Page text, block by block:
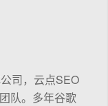
司，云点SEO
队。多年谷歌